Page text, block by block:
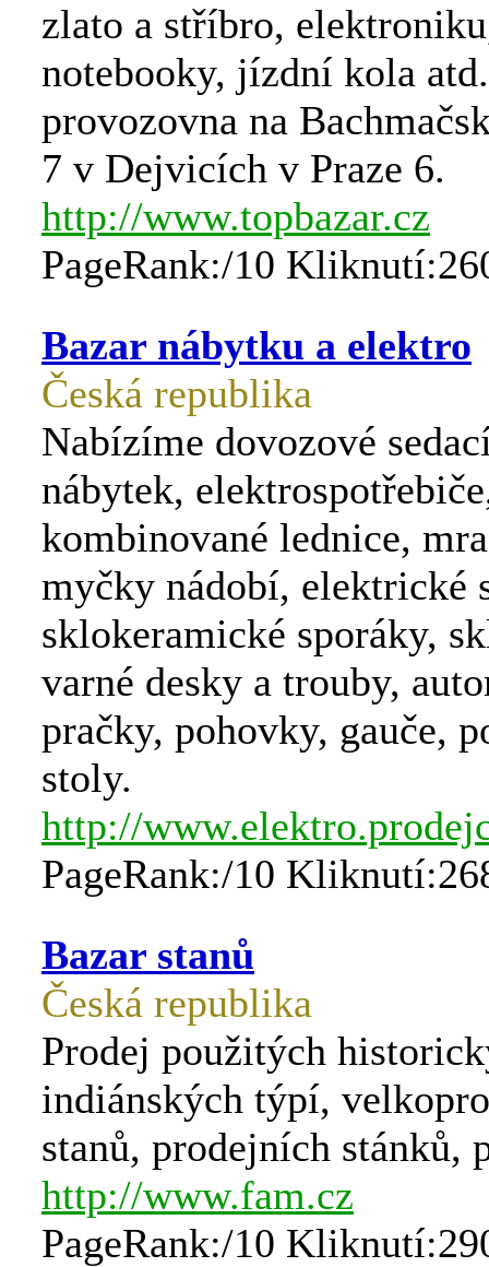
zlato a stříbro,
notebooky, jízdní kola
provozovna na
7 v Dejvicích v Praze 6.
http://www.topbazar.cz
PageRank:/10
Bazar nábytku a elektro
Česká republika
Nabízíme dovozové
nábytek,
kombinované lednice,
myčky nádobí, elektrické
sklokeramické sporáky,
varné desky a trouby,
pračky, pohovky, gauče,
stoly.
http://
PageRank:/10
Bazar stanů
Česká republika
Prodej použitých
indiánských týpí,
stanů, prodejních stánků,
http://www.fam.cz
PageRank:/10